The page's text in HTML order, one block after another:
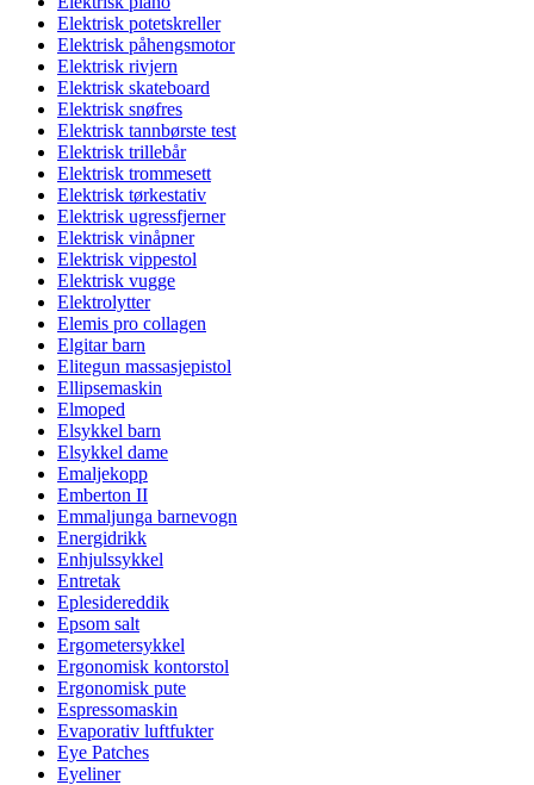
Elektrisk potetskreller
Elektrisk påhengsmotor
Elektrisk rivjern
Elektrisk skateboard
Elektrisk snøfres
Elektrisk tannbørste test
Elektrisk trillebår
Elektrisk trommesett
Elektrisk tørkestativ
Elektrisk ugressfjerner
Elektrisk vinåpner
Elektrisk vippestol
Elektrisk vugge
Elektrolytter
Elemis pro collagen
Elgitar barn
Elitegun massasjepistol
Ellipsemaskin
Elmoped
Elsykkel barn
Elsykkel dame
Emaljekopp
Emberton II
Emmaljunga barnevogn
Energidrikk
Enhjulssykkel
Entretak
Eplesidereddik
Epsom salt
Ergometersykkel
Ergonomisk kontorstol
Ergonomisk pute
Espressomaskin
Evaporativ luftfukter
Eye Patches
Eyeliner